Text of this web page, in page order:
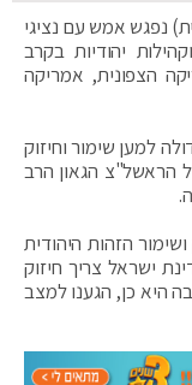
נפגש אמש עם נציגי
יהודיות בקרב
קהילות מאמריקה הצפונית, אמריקה
למען שימור וחיזוק
הראשל"צ הגאון הרב
הזהות היהודית
ישראל צריך חיזוק
היא כן, הגענו למצב